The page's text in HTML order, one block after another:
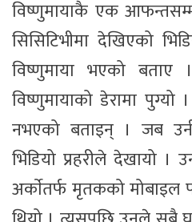
विष्णुमायाकै एक
सिसिटिभीमा देखिएको
विष्णुमाया भएको बताए
विष्णुमायाको डेरामा
नभएको बताइन् । जब
भिडियो प्रहरीले देखायो ।
अर्काेतर्फ मृतकको मोबाइल